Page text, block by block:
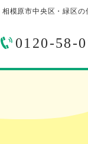
模原市中央区・緑区
0120-58-